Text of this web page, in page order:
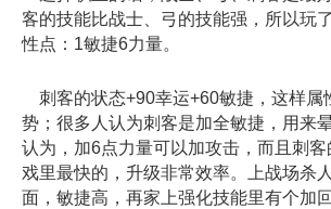
客的技能比战士、弓的技能强，所以玩
性点：1敏捷6力量。
刺客的状态+90幸运+60敏捷，这样属
势；很多人认为刺客是加全敏捷，用来
认为，加6点力量可以加攻击，而且刺
戏里最快的，升级非常效率。上战场杀
面，敏捷高，再家上强化技能里有个加